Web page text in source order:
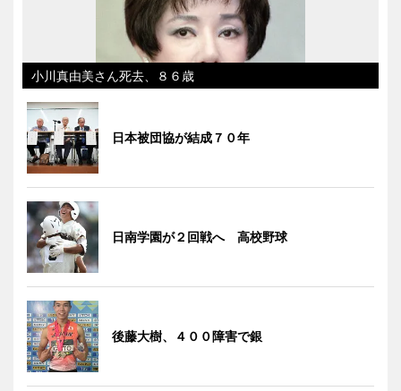
小川真由美さん死去、８６歳
日本被団協が結成７０年
日南学園が２回戦へ 高校野球
後藤大樹、４００障害で銀